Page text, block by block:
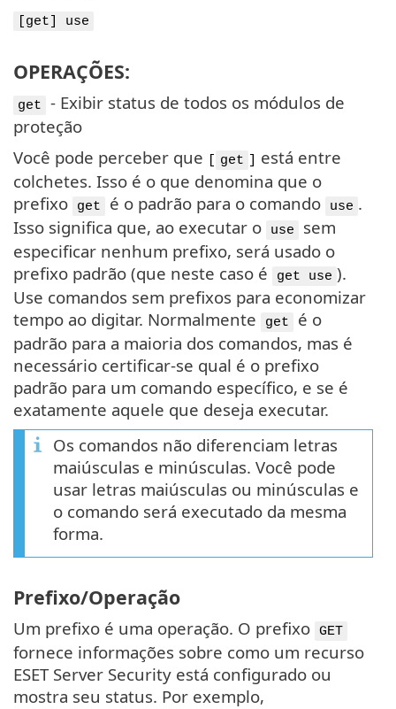
[get] use
OPERAÇÕES:
get
- Exibir status de todos os módulos de
proteção
Você pode perceber que
get
está entre
colchetes. Isso é o que denomina que o
prefixo
get é o padrão para o comando use .
Isso significa que, ao executar o
use
sem
especificar nenhum prefixo, será usado o
prefixo padrão (que neste caso é
get use ).
Use comandos sem prefixos para economizar
tempo ao digitar. Normalmente
get
é o
padrão para a maioria dos comandos, mas é
necessário certificar-se qual é o prefixo
padrão para um comando específico, e se é
exatamente aquele que deseja executar.
Os comandos não diferenciam letras
maiúsculas e minúsculas. Você pode
usar letras maiúsculas ou minúsculas e
o comando será executado da mesma
forma.
Prefixo/Operação
Um prefixo é uma operação. O prefixo GET
fornece informações sobre como um recurso
ESET Server Security está configurado ou
mostra seu status. Por exemplo,